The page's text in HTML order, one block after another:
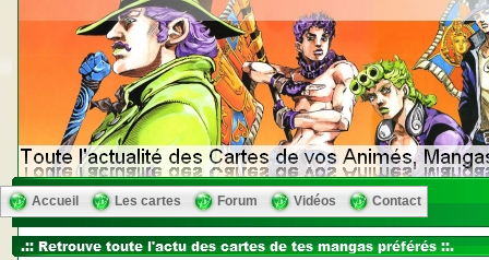
Accueil Les cartes Forum Vidéos Contact